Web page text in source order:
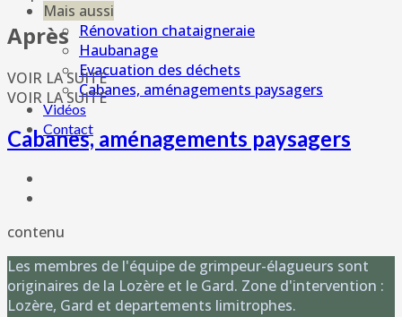
Mais aussi
Rénovation chataigneraie
Haubanage
Evacuation des déchets
Cabanes, aménagements paysagers
Vidéos
Contact
Après
VOIR LA SUITE
VOIR LA SUITE
Cabanes, aménagements paysagers
contenu
Les membres de l'équipe de grimpeur-élagueurs sont
originaires de la Lozère et le Gard. Zone d'intervention :
Lozère, Gard et departements limitrophes.